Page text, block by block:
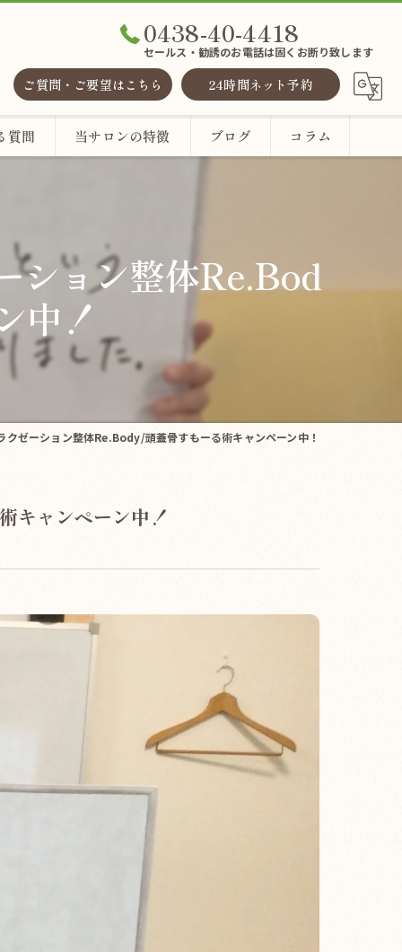
0438-40-4418
セールス・勧誘のお電話は固くお断り致します
ご質問・ご要望はこちら 24時間ネット予約
質問 当サロンの特徴 ブログ コラム
ション整体Re.Bod
中！
ゼーション整体Re.Body/頭蓋骨すもーる術キャンペーン中！
キャンペーン中！